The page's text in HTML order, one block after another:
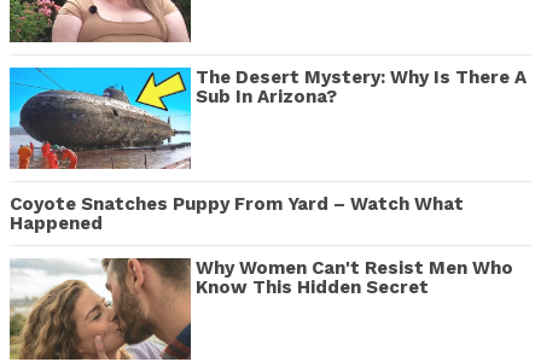
The Desert Mystery: Why Is There A
Sub In Arizona?
Coyote Snatches Puppy From Yard – Watch What
Happened
Why Women Can't Resist Men Who
Know This Hidden Secret